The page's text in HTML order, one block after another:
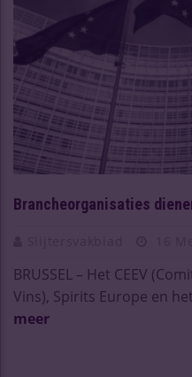
Brancheorganisaties
BRUSSEL – Het CEEV
Vins), Spirits Europe en
meer